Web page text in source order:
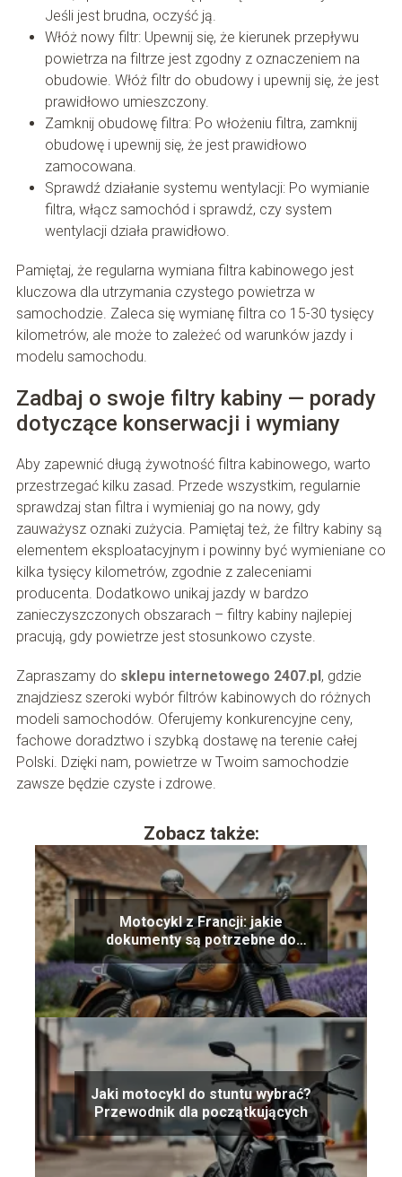
Jeśli jest brudna, oczyść ją.
Włóż nowy filtr: Upewnij się, że kierunek przepływu
powietrza na filtrze jest zgodny z oznaczeniem na
obudowie. Włóż filtr do obudowy i upewnij się, że jest
prawidłowo umieszczony.
Zamknij obudowę filtra: Po włożeniu filtra, zamknij
obudowę i upewnij się, że jest prawidłowo
zamocowana.
Sprawdź działanie systemu wentylacji: Po wymianie
filtra, włącz samochód i sprawdź, czy system
wentylacji działa prawidłowo.
Pamiętaj, że regularna wymiana filtra kabinowego jest
kluczowa dla utrzymania czystego powietrza w
samochodzie. Zaleca się wymianę filtra co 15-30 tysięcy
kilometrów, ale może to zależeć od warunków jazdy i
modelu samochodu.
Zadbaj o swoje filtry kabiny — porady
dotyczące konserwacji i wymiany
Aby zapewnić długą żywotność filtra kabinowego, warto
przestrzegać kilku zasad. Przede wszystkim, regularnie
sprawdzaj stan filtra i wymieniaj go na nowy, gdy
zauważysz oznaki zużycia. Pamiętaj też, że filtry kabiny są
elementem eksploatacyjnym i powinny być wymieniane co
kilka tysięcy kilometrów, zgodnie z zaleceniami
producenta. Dodatkowo unikaj jazdy w bardzo
zanieczyszczonych obszarach – filtry kabiny najlepiej
pracują, gdy powietrze jest stosunkowo czyste.
Zapraszamy do sklepu internetowego 2407.pl, gdzie
znajdziesz szeroki wybór filtrów kabinowych do różnych
modeli samochodów. Oferujemy konkurencyjne ceny,
fachowe doradztwo i szybką dostawę na terenie całej
Polski. Dzięki nam, powietrze w Twoim samochodzie
zawsze będzie czyste i zdrowe.
Zobacz także:
Motocykl z Francji: jakie
dokumenty są potrzebne do
rejestracji?
Jaki motocykl do stuntu wybrać?
Przewodnik dla początkujących